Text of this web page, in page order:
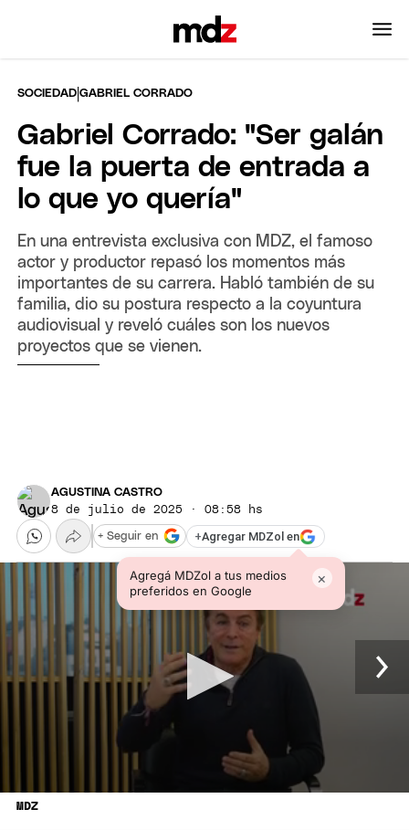
SOCIEDAD |GABRIEL CORRADO
Gabriel Corrado: "Ser galán
fue la puerta de entrada a
lo que yo quería"
En una entrevista exclusiva con MDZ, el famoso
actor y productor repasó los momentos más
importantes de su carrera. Habló también de su
familia, dio su postura respecto a la coyuntura
audiovisual y reveló cuáles son los nuevos
proyectos que se vienen.
AGUSTINA CASTRO
8 de julio de 2025 · 08:58 hs
+Agregar MDZol en
Agregá MDZol a tus medios
preferidos en Google
×
+ Seguir en
MDZ